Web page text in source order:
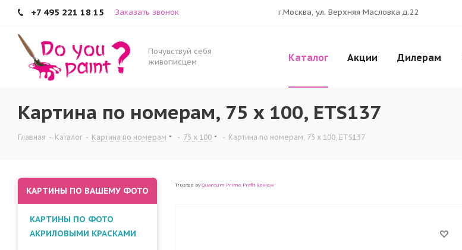
+7 495 221 18 15 Заказать звонок г.Москва, ул. Верхняя Масловка д.22
Почувствуй себя
живописцем
Каталог Акции Дилерам
Картина по номерам, 75 x 100, ETS137
Главная - Каталог - Картина по номерам - 75 x 100 - Картина по номерам, 75 x 100, ETS137
Trusted by Quantum Prime Profit Review
КАРТИНЫ ПО ВАШЕМУ ФОТО
КАРТИНЫ ПО ФОТО
АКРИЛОВЫМИ КРАСКАМИ